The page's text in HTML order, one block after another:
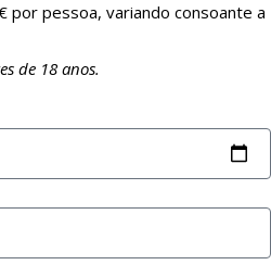
por pessoa, variando consoante a
de 18 anos.